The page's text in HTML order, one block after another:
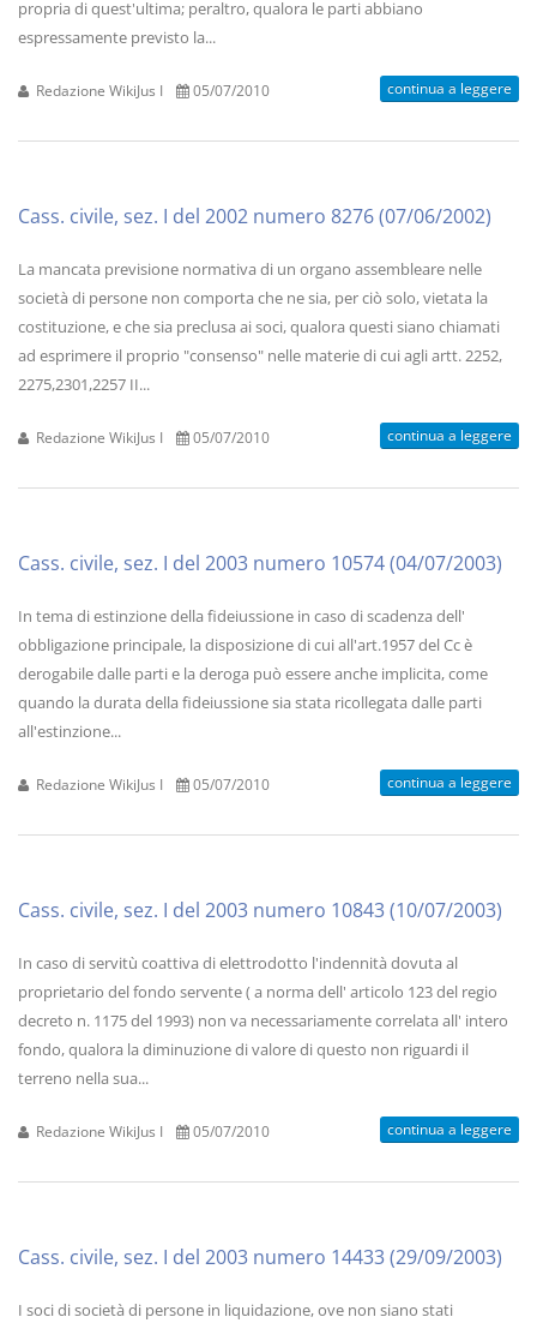
propria di quest'ultima; peraltro, qualora le parti abbiano
espressamente previsto la...
Redazione WikiJus I 05/07/2010 continua a leggere
Cass. civile, sez. I del 2002 numero 8276 (07/06/2002)
La mancata previsione normativa di un organo assembleare nelle
società di persone non comporta che ne sia, per ciò solo, vietata la
costituzione, e che sia preclusa ai soci, qualora questi siano chiamati
ad esprimere il proprio "consenso" nelle materie di cui agli artt. 2252,
2275,2301,2257 II...
Redazione WikiJus I 05/07/2010 continua a leggere
Cass. civile, sez. I del 2003 numero 10574 (04/07/2003)
In tema di estinzione della fideiussione in caso di scadenza dell'
obbligazione principale, la disposizione di cui all'art.1957 del Cc è
derogabile dalle parti e la deroga può essere anche implicita, come
quando la durata della fideiussione sia stata ricollegata dalle parti
all'estinzione...
Redazione WikiJus I 05/07/2010 continua a leggere
Cass. civile, sez. I del 2003 numero 10843 (10/07/2003)
In caso di servitù coattiva di elettrodotto l'indennità dovuta al
proprietario del fondo servente ( a norma dell' articolo 123 del regio
decreto n. 1175 del 1993) non va necessariamente correlata all' intero
fondo, qualora la diminuzione di valore di questo non riguardi il
terreno nella sua...
Redazione WikiJus I 05/07/2010 continua a leggere
Cass. civile, sez. I del 2003 numero 14433 (29/09/2003)
I soci di società di persone in liquidazione, ove non siano stati